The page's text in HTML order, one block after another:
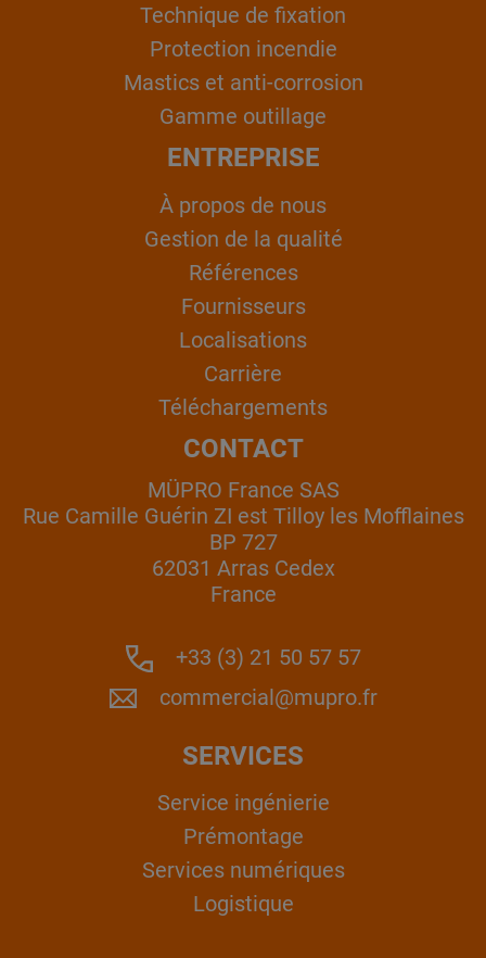
Technique de fixation
Protection incendie
Mastics et anti-corrosion
Gamme outillage
ENTREPRISE
À propos de nous
Gestion de la qualité
Références
Fournisseurs
Localisations
Carrière
Téléchargements
CONTACT
MÜPRO France SAS
Rue Camille Guérin ZI est Tilloy les Mofflaines
BP 727
62031 Arras Cedex
France
+33 (3) 21 50 57 57
commercial@mupro.fr
SERVICES
Service ingénierie
Prémontage
Services numériques
Logistique